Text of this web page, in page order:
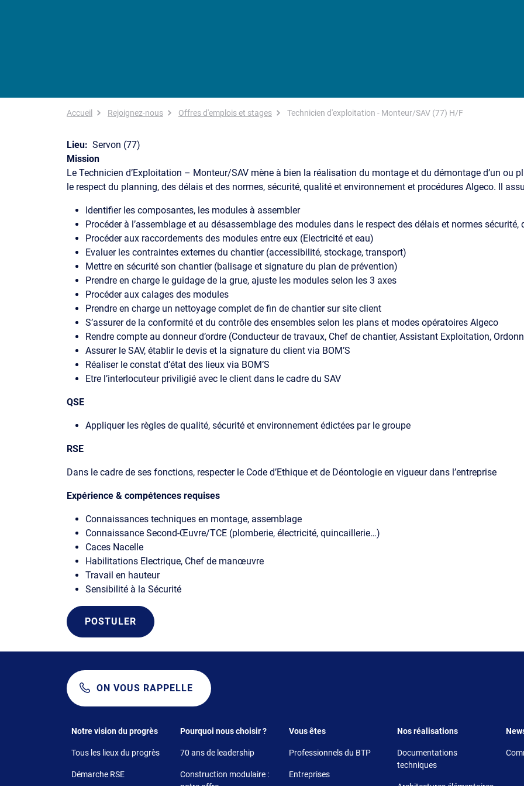
Fil d'Ariane
Accueil Rejoignez-nous Offres d'emplois et stages Technicien d'exploitation - Monteur/SAV (77) H/F
Lieu
Servon (77)
Mission
Le Technicien d’Exploitation – Monteur/SAV mène à bien la réalisation du montage et du démontage d’un ou
le respect du planning, des délais et des normes, sécurité, qualité et environnement et procédures Algeco. Il
Identifier les composantes, les modules à assembler
Procéder à l’assemblage et au désassemblage des modules dans le respect des délais et normes
Procéder aux raccordements des modules entre eux (Electricité et eau)
Evaluer les contraintes externes du chantier (accessibilité, stockage, transport)
Mettre en sécurité son chantier (balisage et signature du plan de prévention)
Prendre en charge le guidage de la grue, ajuste les modules selon les 3 axes
Procéder aux calages des modules
Prendre en charge un nettoyage complet de fin de chantier sur site client
S’assurer de la conformité et du contrôle des ensembles selon les plans et modes opératoires Algeco
Rendre compte au donneur d’ordre (Conducteur de travaux, Chef de chantier, Assistant Exploitation,
Assurer le SAV, établir le devis et la signature du client via BOM’S
Réaliser le constat d’état des lieux via BOM’S
Etre l’interlocuteur priviligié avec le client dans le cadre du SAV
QSE
Appliquer les règles de qualité, sécurité et environnement édictées par le groupe
RSE
Dans le cadre de ses fonctions, respecter le Code d’Ethique et de Déontologie en vigueur dans l’entreprise
Expérience & compétences requises
Connaissances techniques en montage, assemblage
Connaissance Second-Œuvre/TCE (plomberie, électricité, quincaillerie…)
Caces Nacelle
Habilitations Electrique, Chef de manœuvre
Travail en hauteur
Sensibilité à la Sécurité
POSTULER
ON VOUS RAPPELLE
Footer 1
Notre vision du progrès
Tous les lieux du progrès
Démarche RSE
Footer 2
Pourquoi nous choisir ?
70 ans de leadership
Construction modulaire :
Footer 3
Vous êtes
Professionnels du BTP
Entreprises
Footer 4
Nos réalisations
Documentations
techniques